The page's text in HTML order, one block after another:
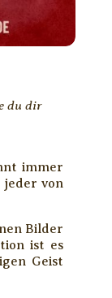
du dir
immer
von
Bilder
ist es
Geist